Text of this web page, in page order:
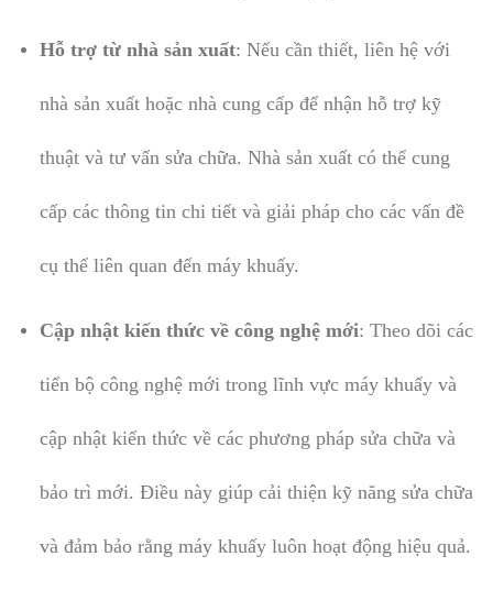
Hỗ trợ từ nhà sản xuất: Nếu cần thiết, liên hệ với
nhà sản xuất hoặc nhà cung cấp để nhận hỗ trợ kỹ
thuật và tư vấn sửa chữa. Nhà sản xuất có thể cung
cấp các thông tin chi tiết và giải pháp cho các vấn đề
cụ thể liên quan đến máy khuấy.
Cập nhật kiến thức về công nghệ mới: Theo dõi các
tiến bộ công nghệ mới trong lĩnh vực máy khuấy và
cập nhật kiến thức về các phương pháp sửa chữa và
bảo trì mới. Điều này giúp cải thiện kỹ năng sửa chữa
và đảm bảo rằng máy khuấy luôn hoạt động hiệu quả.